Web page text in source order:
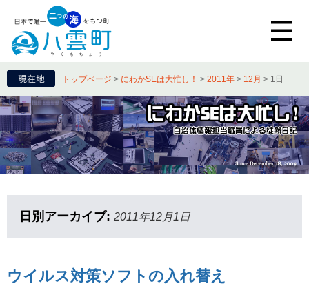
トップページ > にわかSEは大忙し！ > 2011年 > 12月 > 1日
日別アーカイブ: 2011年12月1日
ウイルス対策ソフトの入れ替え